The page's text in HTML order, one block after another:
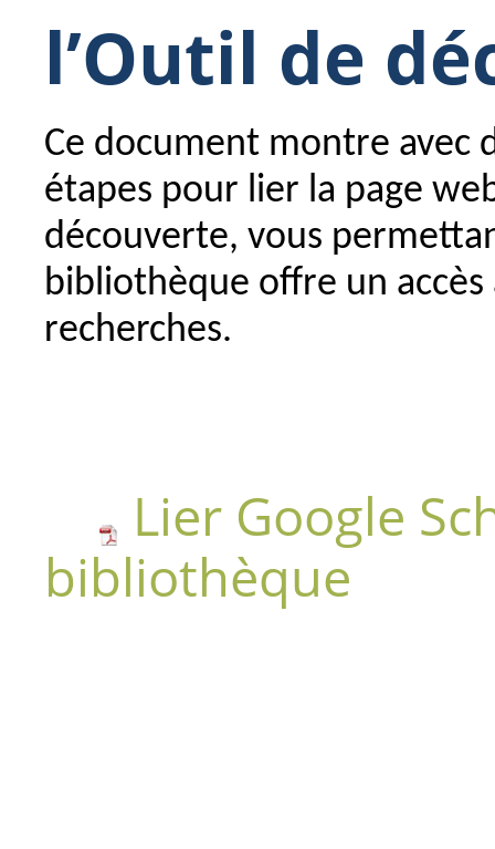
l’Outil de
Ce document montre avec
étapes pour lier la page
découverte, vous
bibliothèque offre un
recherches.
Lier Google
bibliothèque